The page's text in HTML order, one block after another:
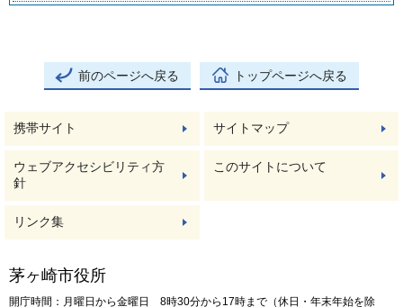
前のページへ戻る トップページへ戻る
携帯サイト サイトマップ
ウェブアクセシビリティ方
針
このサイトについて
リンク集
茅ヶ崎市役所
開庁時間：月曜日から金曜日 8時30分から17時まで（休日・年末年始を除